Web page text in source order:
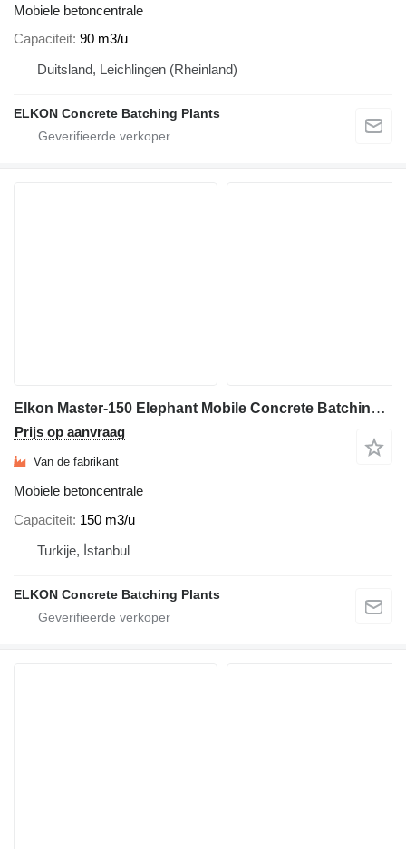
Mobiele betoncentrale
Capaciteit 90 m3/u
Duitsland, Leichlingen (Rheinland)
ELKON Concrete Batching Plants
Elkon Master-150 Elephant Mobile Concrete Batching Plant
Prijs op aanvraag
Van de fabrikant
Mobiele betoncentrale
Capaciteit 150 m3/u
Turkije, İstanbul
ELKON Concrete Batching Plants